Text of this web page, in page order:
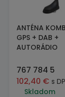
ANTÉNA
GPS + DAB +
AUTORÁDIO
767 784 5
102,40 € s
Skladom